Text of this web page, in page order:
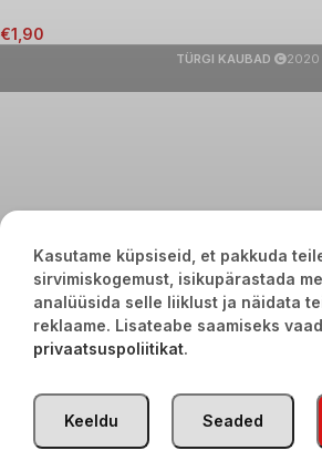
€1,90
TÜRGI KAUBAD 2020
Kasutame küpsiseid, et pakkuda
sirvimiskogemust, isikupärastada
analüüsida selle liiklust ja näidata
reklaame. Lisateabe saamiseks
privaatsuspoliitikat.
Seaded
Keeldu